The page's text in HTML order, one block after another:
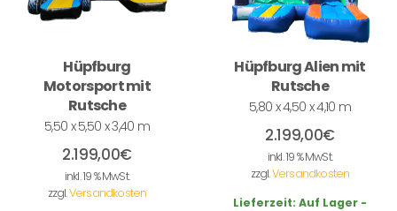
Hüpfburg
Motorsport mit
Rutsche
5,50 x 5,50 x 3,40 m
2.199,00€
inkl. 19 % MwSt.
zzgl.Versandkosten
Hüpfburg Alien mit
Rutsche
5,80 x 4,50 x 4,10 m
2.199,00€
inkl. 19 % MwSt.
zzgl.Versandkosten
Lieferzeit: Auf Lager -